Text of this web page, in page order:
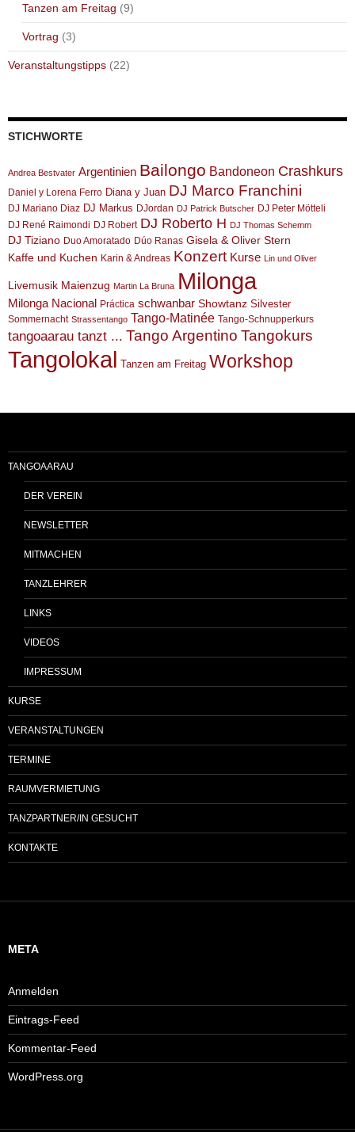
Tanzen am Freitag (9)
Vortrag (3)
Veranstaltungstipps (22)
STICHWORTE
Andrea Bestvater Argentinien Bailongo Bandoneon Crashkurs
Daniel y Lorena Ferro Diana y Juan DJ Marco Franchini
DJ Mariano Diaz DJ Markus DJordan DJ Patrick Butscher DJ Peter Mötteli
DJ René Raimondi DJ Robert DJ Roberto H DJ Thomas Schemm
DJ Tiziano Duo Amoratado Dúo Ranas Gisela & Oliver Stern
Kaffe und Kuchen Karin & Andreas Konzert Kurse Lin und Oliver
Livemusik Maienzug Martin La Bruna Milonga
Milonga Nacional Práctica schwanbar Showtanz Silvester
Sommernacht Strassentango Tango-Matinée Tango-Schnupperkurs
tangoaarau tanzt ... Tango Argentino Tangokurs
Tangolokal Tanzen am Freitag Workshop
TANGOAARAU
DER VEREIN
NEWSLETTER
MITMACHEN
TANZLEHRER
LINKS
VIDEOS
IMPRESSUM
KURSE
VERANSTALTUNGEN
TERMINE
RAUMVERMIETUNG
TANZPARTNER/IN GESUCHT
KONTAKTE
META
Anmelden
Eintrags-Feed
Kommentar-Feed
WordPress.org